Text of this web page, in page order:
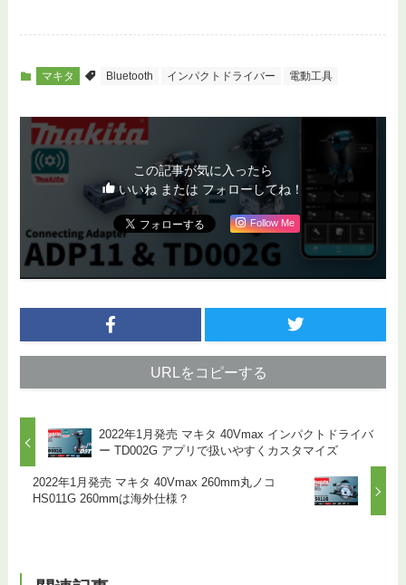
マキタ Bluetooth インパクトドライバー 電動工具
この記事が気に入ったら
いいね または フォローしてね！
Follow Me
URLをコピーする
2022年1月発売 マキタ 40Vmax インパクトドライバ
ー TD002G アプリで扱いやすくカスタマイズ
2022年1月発売 マキタ 40Vmax 260mm丸ノコ
HS011G 260mmは海外仕様？